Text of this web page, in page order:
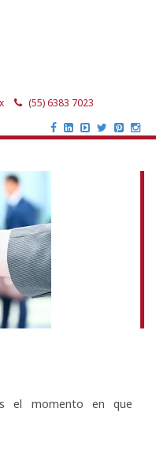
(55) 6383 7023
el momento en que